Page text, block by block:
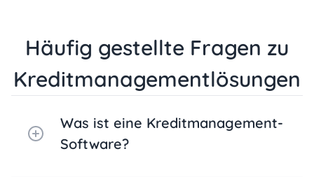
Häufig gestellte Fragen zu
Kreditmanagementlösungen
Was ist eine Kreditmanagement-
Software?